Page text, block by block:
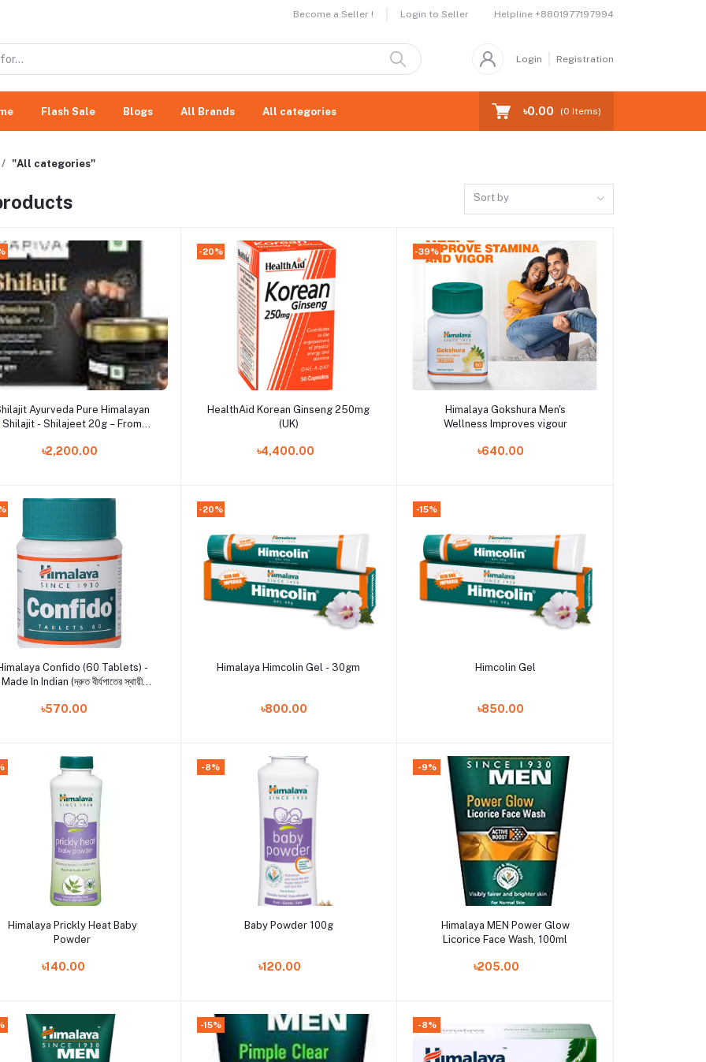
Become a Seller ! Login to Seller Helpline +8801977197994
Login Registration
Flash Sale Blogs All Brands All categories ৳0.00 (0 Items)
"All categories"
Sort by
Add to cart
Ayurveda Pure Himalayan
Shilajit - Shilajeet 20g – From
Stamina & Performance |
৳2,200.00
-20%
Add to cart
HealthAid Korean Ginseng 250mg
(UK)
৳4,400.00
-39%
Add to cart
Himalaya Gokshura Men's
Wellness Improves vigour
৳640.00
Add to cart
Confido (60 Tablets) -
Made In Indian (দ্রুত বীর্যপাতের স্থায়ী
৳570.00
-20%
Add to cart
Himalaya Himcolin Gel - 30gm
৳800.00
-15%
Add to cart
Himcolin Gel
৳850.00
Add to cart
Himalaya Prickly Heat Baby
Powder
৳140.00
-8%
Add to cart
Baby Powder 100g
৳120.00
-9%
Add to cart
Himalaya MEN Power Glow
Licorice Face Wash, 100ml
৳205.00
-15% -8%